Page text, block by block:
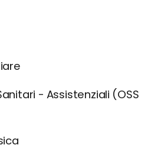
- Assistenziali (OSS